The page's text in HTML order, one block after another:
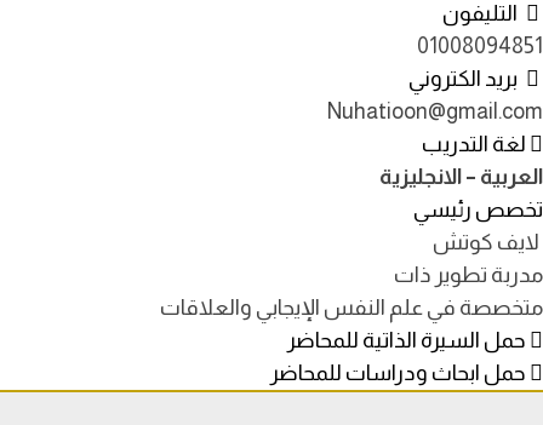
التليفون
01008094851
بريد الكتروني
Nuhatioon@gmail.com
لغة التدريب
العربية – الانجليزية
تخصص رئيسي
لايف كوتش
مدربة تطوير ذات
متخصصة في علم النفس الإيجابي والعلاقات
حمل السيرة الذاتية للمحاضر
حمل ابحاث ودراسات للمحاضر